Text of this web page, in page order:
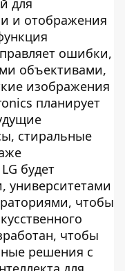
для
и отображения
ошибки,
объективами,
изображения
планирует
стиральные
будет
университетами
чтобы
чтобы
решения с